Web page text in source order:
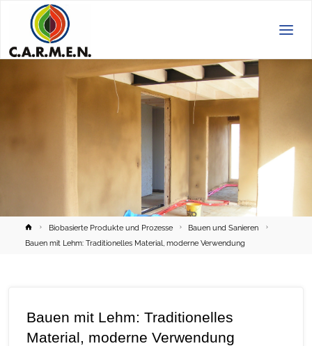
HomeBiobasierte Produkte und Prozesse
Bauen und Sanieren
Bauen mit Lehm: Traditionelles Material, moderne Verwendung
Bauen mit Lehm: Traditionelles
Material, moderne Verwendung